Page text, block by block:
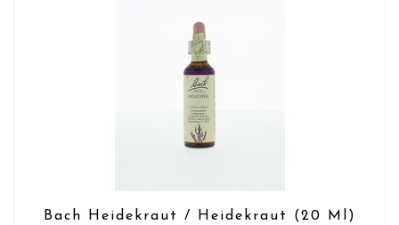
Bach Heidekraut / Heidekraut (20 Ml)